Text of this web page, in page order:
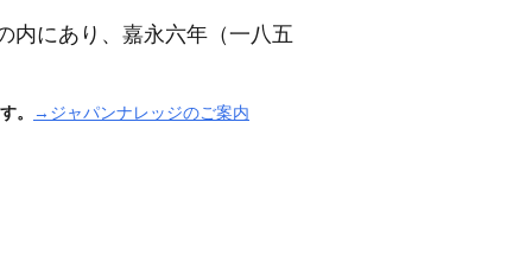
内にあり、嘉永六年 （一八五
。 →ジャパンナレッジのご案内